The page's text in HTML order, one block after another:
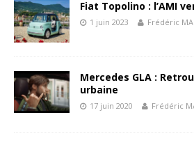
Fiat Topolino : l’AMI
1 juin 2023 Frédéric
Mercedes GLA :
urbaine
17 juin 2020 Frédéric